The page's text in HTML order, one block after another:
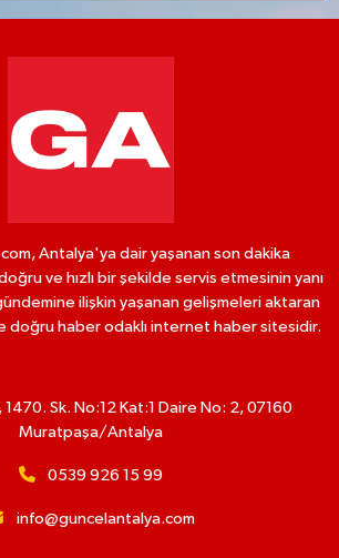
Antalya'ya dair yaşanan son dakika
ve hızlı bir şekilde servis etmesinin yanı
ilişkin yaşanan gelişmeleri aktaran
doğru haber odaklı internet haber sitesidir.
1470. Sk. No:12 Kat:1 Daire No: 2, 07160
Muratpaşa/Antalya
0539 926 15 99
info@guncelantalya.com